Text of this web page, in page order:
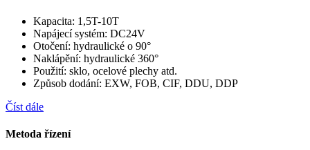
Kapacita: 1,5T-10T
Napájecí systém: DC24V
Otočení: hydraulické o 90°
Naklápění: hydraulické 360°
Použití: sklo, ocelové plechy atd.
Způsob dodání: EXW, FOB, CIF, DDU, DDP
Číst dále
Metoda řízení